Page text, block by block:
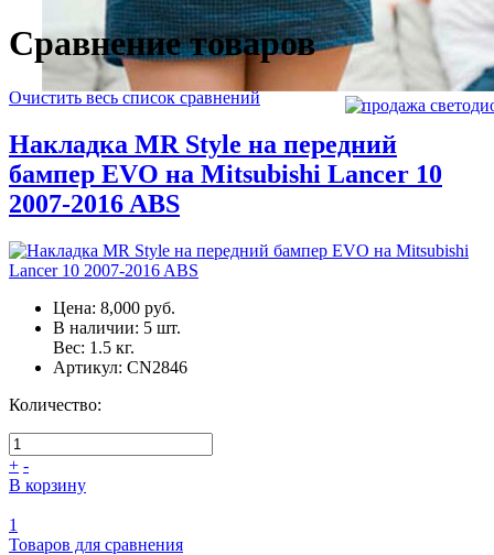
Сравнение товаров
Очистить весь список сравнений
Накладка MR Style на передний
бампер EVO на Mitsubishi Lancer 10
2007-2016 ABS
Цена: 8,000 руб.
В наличии: 5 шт.
Вес: 1.5 кг.
Артикул: CN2846
Количество:
+ -
В корзину
1
Товаров для сравнения